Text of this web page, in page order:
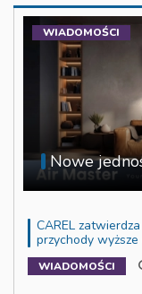
Nowe
WIADOMOŚCI
CAREL
przychody wyższe
WIADOMOŚCI